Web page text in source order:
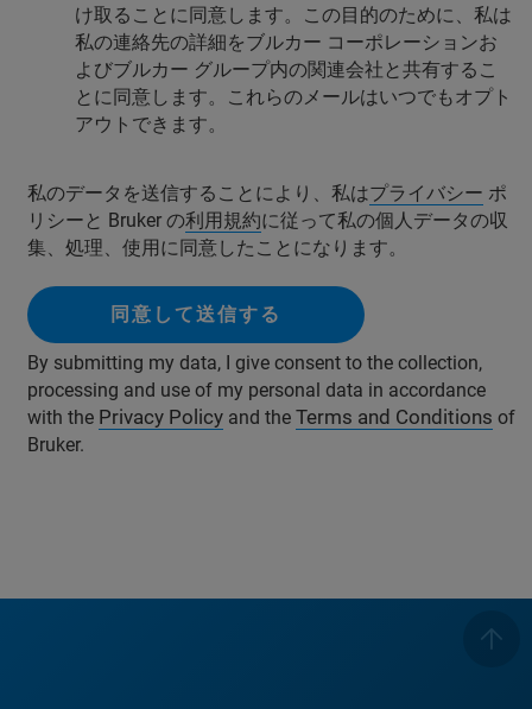
け取ることに同意します。この目的のために、私は
私の連絡先の詳細をブルカー コーポレーションお
よびブルカー グループ内の関連会社と共有するこ
とに同意します。これらのメールはいつでもオプト
アウトできます。
私のデータを送信することにより、私はプライバシー ポ
リシーと Bruker の利用規約に従って私の個人データの収
集、処理、使用に同意したことになります。
同意して送信する
By submitting my data, I give consent to the collection,
processing and use of my personal data in accordance
with the Privacy Policy and the Terms and Conditions of
Bruker.